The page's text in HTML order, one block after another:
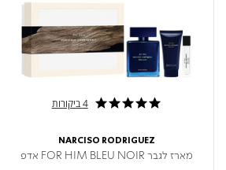
5.0 star rating 4 ביקורות
NARCISO RODRIGUEZ
מארז לגבר FOR HIM BLEU NOIR אדפ